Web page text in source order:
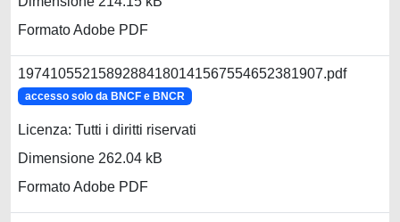
Formato Adobe PDF
19741055215892884180141567554652381907.pdf
accesso solo da BNCF e BNCR
Licenza: Tutti i diritti riservati
Dimensione 262.04 kB
Formato Adobe PDF